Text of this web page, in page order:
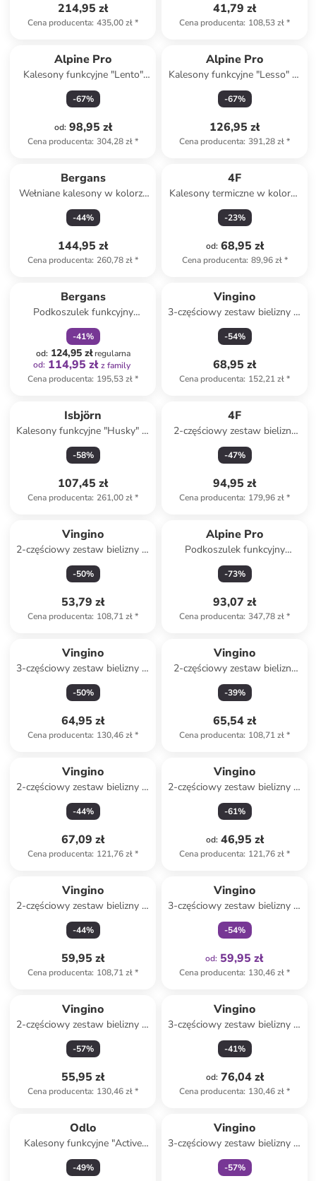
214,95 zł
Cena producenta: 435,00 zł*
41,79 zł
Cena producenta: 108,53 zł*
Alpine Pro
Kalesony funkcyjne "Lento"
kolorze błękitnym
-67%
od: 98,95 zł
Cena producenta: 304,28 zł*
Alpine Pro
Kalesony funkcyjne "Lesso" w
kolorze zielonym
-67%
126,95 zł
Cena producenta: 391,28 zł*
Bergans
Wełniane kalesony w kolorze
czarnym
-44%
144,95 zł
Cena producenta: 260,78 zł*
4F
Kalesony termiczne w kolorze
czarnym
-23%
od: 68,95 zł
Cena producenta: 89,96 zł*
Bergans
Podkoszulek funkcyjny
"Dualerino" w kolorze
turkusowym
-41%
od: 124,95 złregularna
od: 114,95 zł z family
Cena producenta: 195,53 zł*
Vingino
3-częściowy zestaw bielizny w
kolorze granatowo-białym
-54%
68,95 zł
Cena producenta: 152,21 zł*
Isbjörn
Kalesony funkcyjne "Husky" w
kolorze jasnoróżowym
-58%
107,45 zł
Cena producenta: 261,00 zł*
4F
2-częściowy zestaw bielizny
termicznej w kolorze
niebieskim
-47%
94,95 zł
Cena producenta: 179,96 zł*
Vingino
2-częściowy zestaw bielizny w
kolorze fioletowym
-50%
53,79 zł
Cena producenta: 108,71 zł*
Alpine Pro
Podkoszulek funkcyjny
"Amboso" w kolorze błękitno-
jasnoróżowym
-73%
93,07 zł
Cena producenta: 347,78 zł*
Vingino
3-częściowy zestaw bielizny w
kolorze granatowo-
fioletowym
-50%
64,95 zł
Cena producenta: 130,46 zł*
Vingino
2-częściowy zestaw bielizny
"Logo" w kolorze czarnym
-39%
65,54 zł
Cena producenta: 108,71 zł*
Vingino
2-częściowy zestaw bielizny w
kolorze czarno-granatowym
-44%
67,09 zł
Cena producenta: 121,76 zł*
Vingino
2-częściowy zestaw bielizny w
kolorze fioletowo-czerwonym
-61%
od: 46,95 zł
Cena producenta: 121,76 zł*
Vingino
2-częściowy zestaw bielizny w
kolorze niebiesko-czarnym
-44%
59,95 zł
Cena producenta: 108,71 zł*
Vingino
3-częściowy zestaw bielizny w
kolorze brązowo-
pomarańczowym
-54%
od: 59,95 zł
Cena producenta: 130,46 zł*
Vingino
2-częściowy zestaw bielizny w
kolorze różowo-czarnym
-57%
55,95 zł
Cena producenta: 130,46 zł*
Vingino
3-częściowy zestaw bielizny w
kolorze fioletowo-różowym
-41%
od: 76,04 zł
Cena producenta: 130,46 zł*
Odlo
Kalesony funkcyjne "Active
Warm Eco" w kolorze
czerwonym
-49%
Vingino
3-częściowy zestaw bielizny w
kolorze różowo-niebieskim
-57%